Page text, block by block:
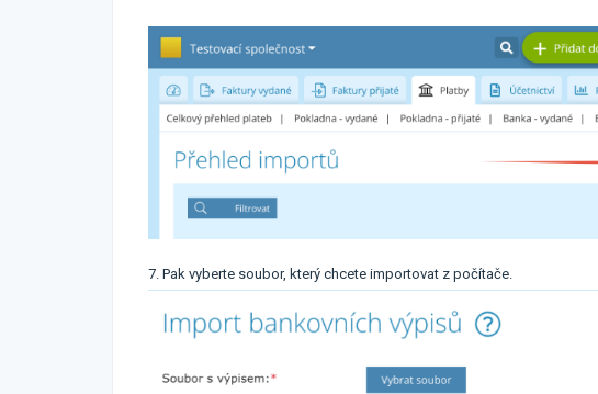
7. Pak vyberte soubor, který chcete importovat z počítače.